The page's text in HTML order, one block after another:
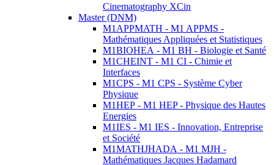
Cinematography XCin
Master (DNM)
M1APPMATH - M1 APPMS -
Mathématiques Appliquées et Statistiques
M1BIOHEA - M1 BH - Biologie et Santé
M1CHEINT - M1 CI - Chimie et
Interfaces
M1CPS - M1 CPS - Système Cyber
Physique
M1HEP - M1 HEP - Physique des Hautes
Energies
M1IES - M1 IES - Innovation, Entreprise
et Société
M1MATHJHADA - M1 MJH -
Mathématiques Jacques Hadamard